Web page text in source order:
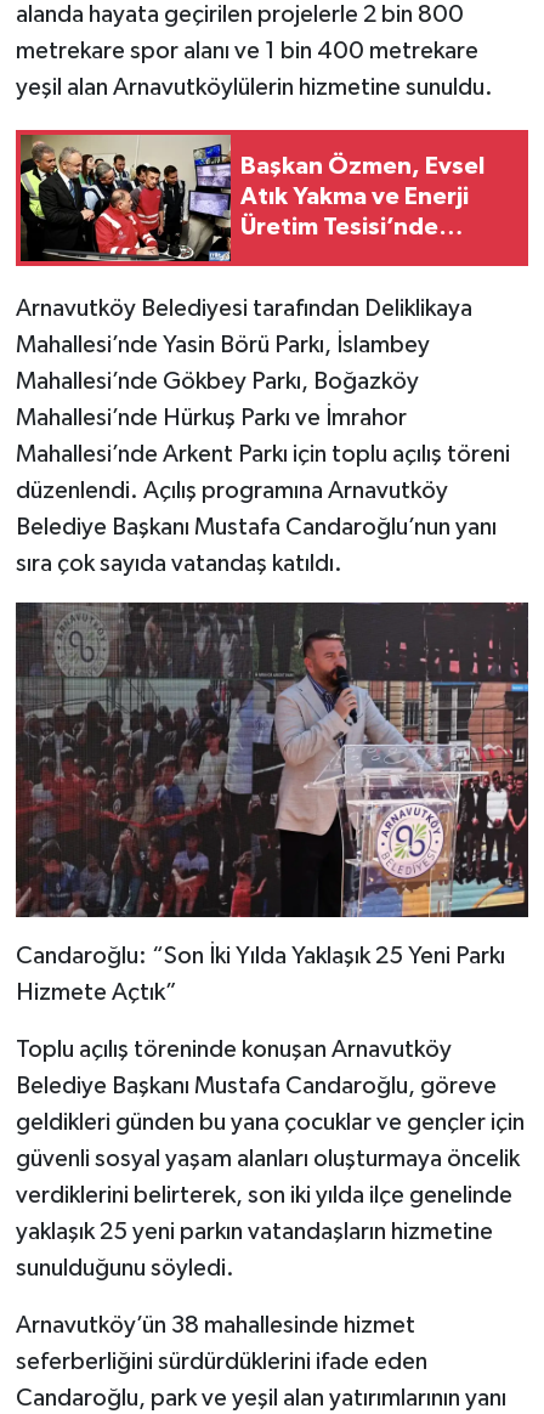
alanda hayata geçirilen projelerle 2 bin 800
metrekare spor alanı ve 1 bin 400 metrekare
yeşil alan Arnavutköylülerin hizmetine sunuldu.
Başkan Özmen, Evsel
Atık Yakma ve Enerji
Üretim Tesisi’nde
Arnavutköy Belediyesi tarafından Deliklikaya
Mahallesi’nde Yasin Börü Parkı, İslambey
Mahallesi’nde Gökbey Parkı, Boğazköy
Mahallesi’nde Hürkuş Parkı ve İmrahor
Mahallesi’nde Arkent Parkı için toplu açılış töreni
düzenlendi. Açılış programına Arnavutköy
Belediye Başkanı Mustafa Candaroğlu’nun yanı
sıra çok sayıda vatandaş katıldı.
Candaroğlu: “Son İki Yılda Yaklaşık 25 Yeni Parkı
Hizmete Açtık”
Toplu açılış töreninde konuşan Arnavutköy
Belediye Başkanı Mustafa Candaroğlu, göreve
geldikleri günden bu yana çocuklar ve gençler için
güvenli sosyal yaşam alanları oluşturmaya öncelik
verdiklerini belirterek, son iki yılda ilçe genelinde
yaklaşık 25 yeni parkın vatandaşların hizmetine
sunulduğunu söyledi.
Arnavutköy’ün 38 mahallesinde hizmet
seferberliğini sürdürdüklerini ifade eden
Candaroğlu, park ve yeşil alan yatırımlarının yanı